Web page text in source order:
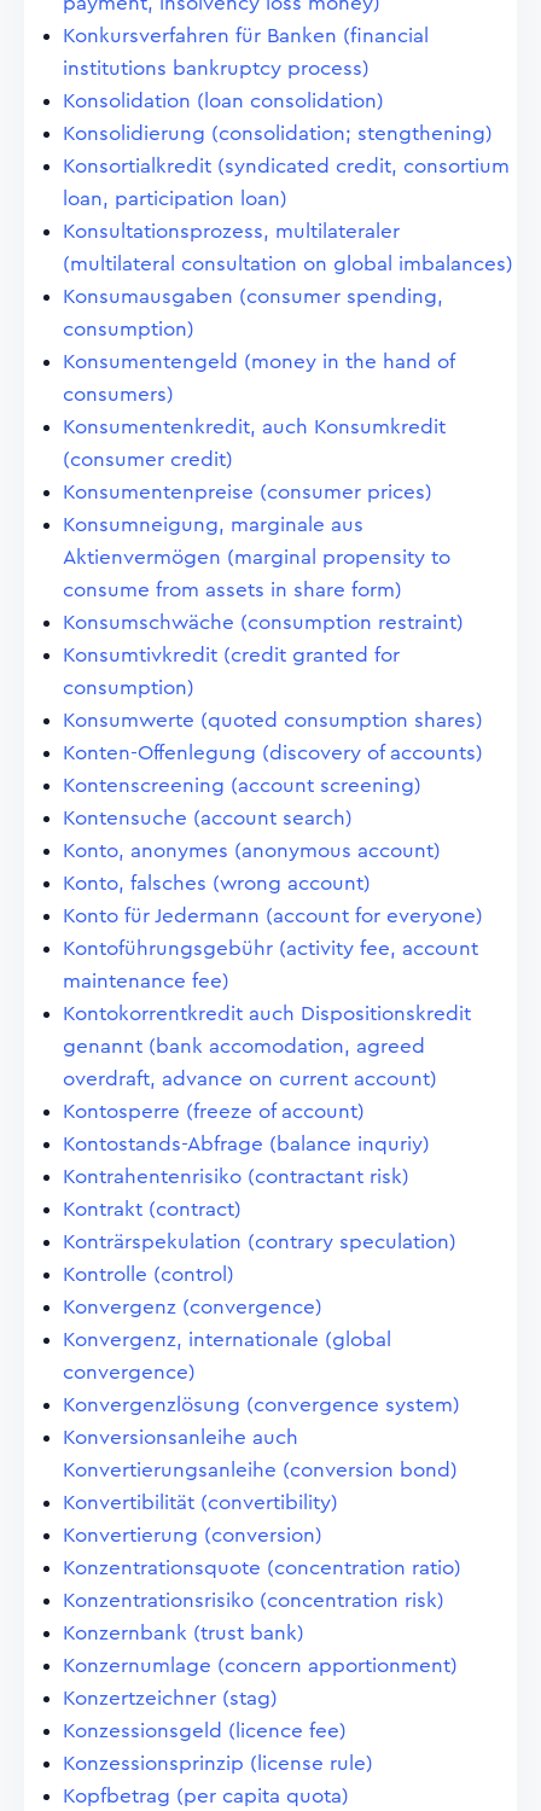
Konkursverfahren für Banken (financial
institutions bankruptcy process)
Konsolidation (loan consolidation)
Konsolidierung (consolidation; stengthening)
Konsortialkredit (syndicated credit, consortium
loan, participation loan)
Konsultationsprozess, multilateraler
(multilateral consultation on global imbalances)
Konsumausgaben (consumer spending,
consumption)
Konsumentengeld (money in the hand of
consumers)
Konsumentenkredit, auch Konsumkredit
(consumer credit)
Konsumentenpreise (consumer prices)
Konsumneigung, marginale aus
Aktienvermögen (marginal propensity to
consume from assets in share form)
Konsumschwäche (consumption restraint)
Konsumtivkredit (credit granted for
consumption)
Konsumwerte (quoted consumption shares)
Konten-Offenlegung (discovery of accounts)
Kontenscreening (account screening)
Kontensuche (account search)
Konto, anonymes (anonymous account)
Konto, falsches (wrong account)
Konto für Jedermann (account for everyone)
Kontoführungsgebühr (activity fee, account
maintenance fee)
Kontokorrentkredit auch Dispositionskredit
genannt (bank accomodation, agreed
overdraft, advance on current account)
Kontosperre (freeze of account)
Kontostands-Abfrage (balance inquriy)
Kontrahentenrisiko (contractant risk)
Kontrakt (contract)
Konträrspekulation (contrary speculation)
Kontrolle (control)
Konvergenz (convergence)
Konvergenz, internationale (global
convergence)
Konvergenzlösung (convergence system)
Konversionsanleihe auch
Konvertierungsanleihe (conversion bond)
Konvertibilität (convertibility)
Konvertierung (conversion)
Konzentrationsquote (concentration ratio)
Konzentrationsrisiko (concentration risk)
Konzernbank (trust bank)
Konzernumlage (concern apportionment)
Konzertzeichner (stag)
Konzessionsgeld (licence fee)
Konzessionsprinzip (license rule)
Kopfbetrag (per capita quota)